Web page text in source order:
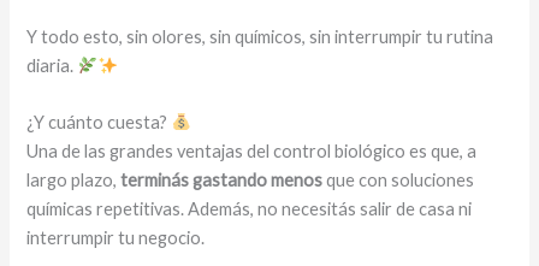
Y todo esto, sin olores, sin químicos, sin interrumpir tu rutina
diaria.
¿Y cuánto cuesta?
Una de las grandes ventajas del control biológico es que, a
largo plazo,terminás gastando menosque con soluciones
químicas repetitivas. Además, no necesitás salir de casa ni
interrumpir tu negocio.